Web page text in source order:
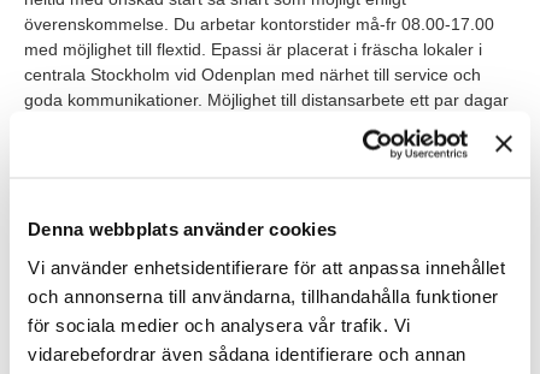
Denna webbplats använder cookies
Vi använder enhetsidentifierare för att anpassa innehållet
och annonserna till användarna, tillhandahålla funktioner
för sociala medier och analysera vår trafik. Vi
vidarebefordrar även sådana identifierare och annan
överenskommelse. Du arbetar kontorstider må-fr 08.00-17.00
med möjlighet till flextid. Epassi är placerat i fräscha lokaler i
centrala Stockholm vid Odenplan med närhet till service och
goda kommunikationer. Möjlighet till distansarbete ett par dagar
i veckan. Du erbjuds fast lön med provisionstillägg samt fina
Våra förväntningar
försäljning tidigare men din bakgrund eller utbildning är inte det
viktigaste. Att du brinner för försäljning, är nyfiken och
målfokuserad är mer intressant. Vi tror att du vill fortsätta att
utvecklas som säljare, är engagerad och trivs i en